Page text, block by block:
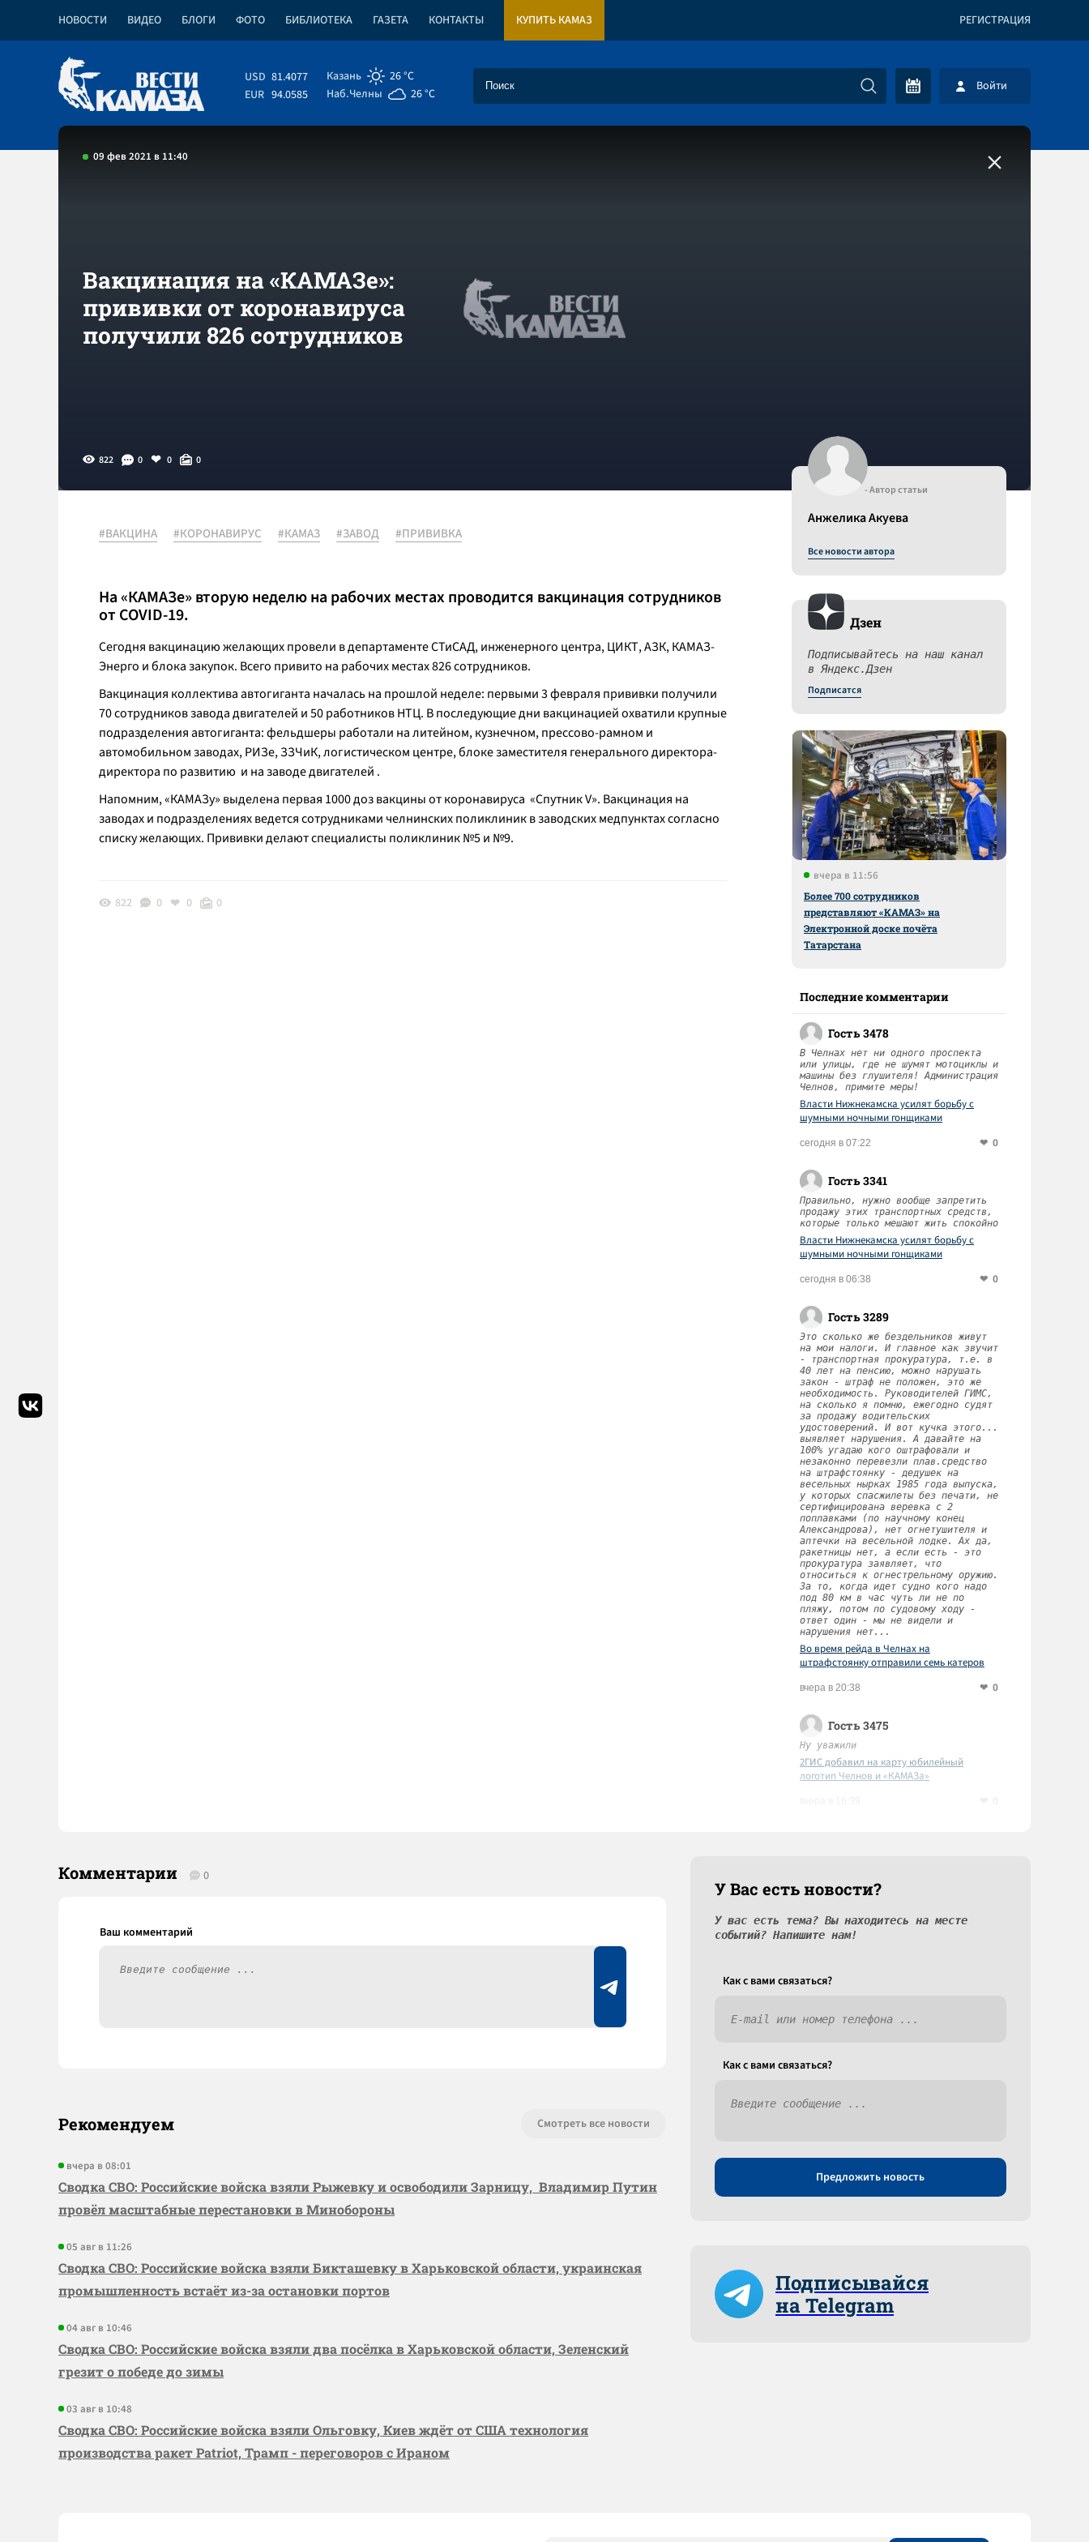
НОВОСТИ ВИДЕО БЛОГИ ФОТО БИБЛИОТЕКА ГАЗЕТА КОНТАКТЫ КУПИТЬ КАМАЗ РЕГИСТРАЦИЯ
USD 81.4077
EUR 94.0585
Казань
26 °C
Наб.Челны
26 °C Войти
09 фев 2021 в 11:40
Вакцинация на «КАМАЗе»:
прививки от коронавируса
получили 826 сотрудников
822 0 0 0
#ВАКЦИНА #КОРОНАВИРУС #КАМАЗ #ЗАВОД #ПРИВИВКА
На «КАМАЗе» вторую неделю на рабочих местах проводится вакцинация сотрудников
от COVID-19.
Сегодня вакцинацию желающих провели в департаменте СТиСАД, инженерного центра, ЦИКТ, АЗК, КАМАЗ-
Энерго и блока закупок. Всего привито на рабочих местах 826 сотрудников.
Вакцинация коллектива автогиганта началась на прошлой неделе: первыми 3 февраля прививки получили
70 сотрудников завода двигателей и 50 работников НТЦ. В последующие дни вакцинацией охватили крупные
подразделения автогиганта: фельдшеры работали на литейном, кузнечном, прессово-рамном и
автомобильном заводах, РИЗе, ЗЗЧиК, логистическом центре, блоке заместителя генерального директора-
директора по развитию и на заводе двигателей .
Напомним, «КАМАЗу» выделена первая 1000 доз вакцины от коронавируса «Спутник V». Вакцинация на
заводах и подразделениях ведется сотрудниками челнинских поликлиник в заводских медпунктах согласно
списку желающих. Прививки делают специалисты поликлиник №5 и №9.
822 0 0 0
- Автор статьи
Анжелика Акуева
Все новости автора
Дзен
Подписывайтесь на наш канал
в Яндекс.Дзен
Подписатся
вчера в 11:56
Более 700 сотрудников
представляют «КАМАЗ» на
Электронной доске почёта
Татарстана
Последние комментарии
Гость 3478
В Челнах нет ни одного проспекта
или улицы, где не шумят мотоциклы и
машины без глушителя! Администрация
Челнов, примите меры!
Власти Нижнекамска усилят борьбу с
шумными ночными гонщиками
сегодня в 07:22 0
Гость 3341
Правильно, нужно вообще запретить
продажу этих транспортных средств,
которые только мешают жить спокойно
Власти Нижнекамска усилят борьбу с
шумными ночными гонщиками
сегодня в 06:38 0
Гость 3289
Это сколько же бездельников живут
на мои налоги. И главное как звучит
- транспортная прокуратура, т.е. в
40 лет на пенсию, можно нарушать
закон - штраф не положен, это же
необходимость. Руководителей ГИМС,
на сколько я помню, ежегодно судят
за продажу водительских
удостоверений. И вот кучка этого...
выявляет нарушения. А давайте на
100% угадаю кого оштрафовали и
незаконно перевезли плав.средство
на штрафстоянку - дедушек на
весельных нырках 1985 года выпуска,
у которых спасжилеты без печати, не
сертифицирована веревка с 2
поплавками (по научному конец
Александрова), нет огнетушителя и
аптечки на весельной лодке. Ах да,
ракетницы нет, а если есть - это
прокуратура заявляет, что
относиться к огнестрельному оружию.
За то, когда идет судно кого надо
под 80 км в час чуть ли не по
пляжу, потом по судовому ходу -
ответ один - мы не видели и
нарушения нет...
Во время рейда в Челнах на
штрафстоянку отправили семь катеров
вчера в 20:38 0
Гость 3475
Ну уважили
2ГИС добавил на карту юбилейный
логотип Челнов и «КАМАЗа»
Комментарии 0
Рекомендуем Смотреть все новости
вчера в 08:01
Сводка СВО: Российские войска взяли Рыжевку и освободили Зарницу, Владимир Путин
провёл масштабные перестановки в Минобороны
05 авг в 11:26
Сводка СВО: Российские войска взяли Бикташевку в Харьковской области, украинская
промышленность встаёт из-за остановки портов
04 авг в 10:46
Сводка СВО: Российские войска взяли два посёлка в Харьковской области, Зеленский
грезит о победе до зимы
03 авг в 10:48
Сводка СВО: Российские войска взяли Ольговку, Киев ждёт от США технология
производства ракет Patriot, Трамп - переговоров с Ираном
У Вас есть новости?
У вас есть тема? Вы находитесь на месте
событий? Напишите нам!
Как c вами связаться?
Как c вами связаться?
Предложить новость
Подписывайся
на Telegram